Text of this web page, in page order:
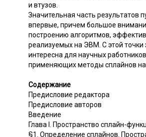
и втузов.
Значительная часть результатов
впервые, причем большое
построению алгоритмов,
реализуемых на ЭВМ. С этой точки
интересна для научных
применяющих методы сплайнов на
Содержание
Предисловие редактора
Предисловие авторов
Введение
Глава I. Пространство сплайн-
§1. Определение сплайнов.